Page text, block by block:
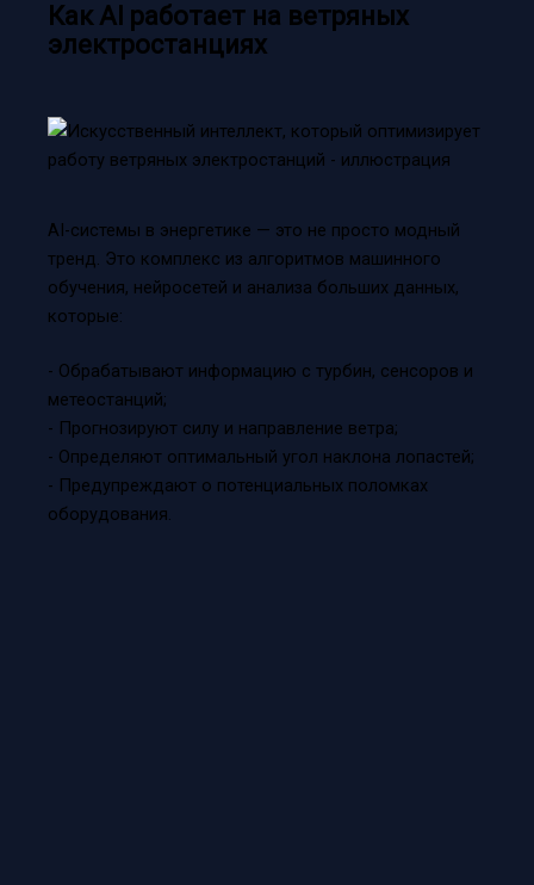
Как AI работает на ветряных
электростанциях
AI-системы в энергетике — это не просто модный
тренд. Это комплекс из алгоритмов машинного
обучения, нейросетей и анализа больших данных,
которые:
- Обрабатывают информацию с турбин, сенсоров и
метеостанций;
- Прогнозируют силу и направление ветра;
- Определяют оптимальный угол наклона лопастей;
- Предупреждают о потенциальных поломках
оборудования.